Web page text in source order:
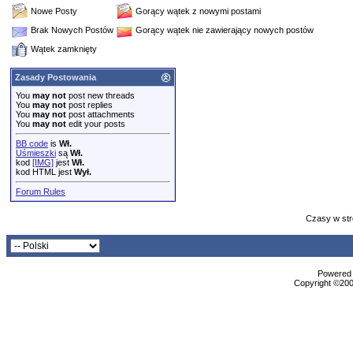
Nowe Posty
Gorący wątek z nowymi postami
Brak Nowych Postów
Gorący wątek nie zawierający nowych postów
Wątek zamknięty
Zasady Postowania
You may not post new threads
You may not post replies
You may not post attachments
You may not edit your posts
BB code is Wł.
Uśmieszki są Wł.
kod [IMG] jest Wł.
kod HTML jest Wył.
Forum Rules
Czasy w
Copyright